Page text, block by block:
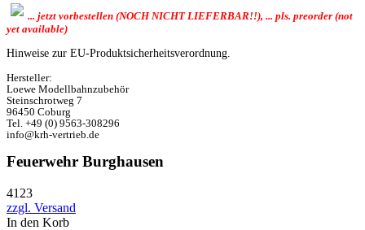
... jetzt vorbestellen (NOCH NICHT LIEFERBAR!!), ... pls. preorder (not
yet available)
Hinweise zur EU-Produktsicherheitsverordnung.
Hersteller:
Loewe Modellbahnzubehör
Steinschrotweg 7
96450 Coburg
Tel. +49 (0) 9563-308296
info@krh-vertrieb.de
Feuerwehr Burghausen
4123
zzgl. Versand
In den Korb